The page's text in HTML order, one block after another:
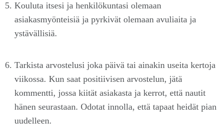
Kouluta itsesi ja henkilökuntasi olemaan
asiakasmyönteisiä ja pyrkivät olemaan avuliaita ja
ystävällisiä.
Tarkista arvostelusi joka päivä tai ainakin useita kertoja
viikossa. Kun saat positiivisen arvostelun, jätä
kommentti, jossa kiität asiakasta ja kerrot, että nautit
hänen seurastaan. Odotat innolla, että tapaat heidät pian
uudelleen.